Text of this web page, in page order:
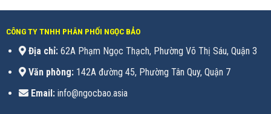
CÔNG TY TNHH PHÂN PHỐI NGỌC BẢO
Địa chỉ:62A Phạm Ngọc Thạch, Phường Võ Thị Sáu, Quận 3
Văn phòng:142A đường 45, Phường Tân Quy, Quận 7
Email:info@ngocbao.asia